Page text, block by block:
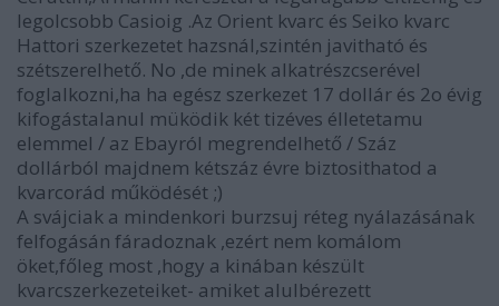
legolcsobb Casioig .Az Orient kvarc és Seiko kvarc
Hattori szerkezetet hazsnál,szintén javitható és
szétszerelhető. No ,de minek alkatrészcserével
foglalkozni,ha ha egész szerkezet 17 dollár és 2o évig
kifogástalanul müködik két tizéves élletetamu
elemmel / az Ebayról megrendelhető / Száz
dollárból majdnem kétszáz évre biztosithatod a
kvarcorád működését ;)
A svájciak a mindenkori burzsuj réteg nyálazásának
felfogásán fáradoznak ,ezért nem komálom
öket,főleg most ,hogy a kinában készült
kvarcszerkezeteiket- amiket alulbérezett